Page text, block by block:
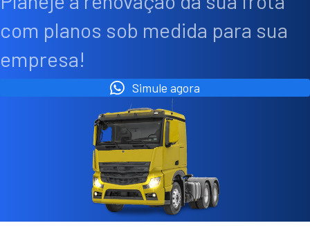
com planos sob medida para sua
empresa!
Simule agora